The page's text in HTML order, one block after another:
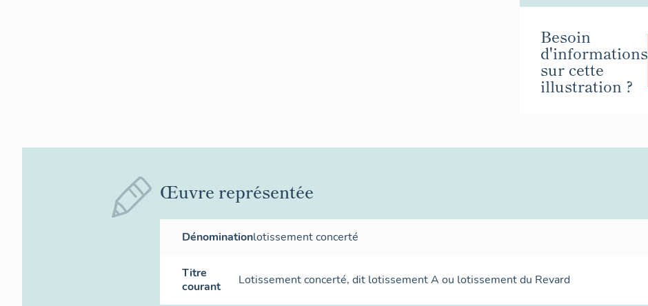
Besoin
d'informations
sur cette
illustration ?
Œuvre représentée
Dénominationlotissement concerté
Titre
courant
Lotissement concerté, dit lotissement A ou lotissement du Revard